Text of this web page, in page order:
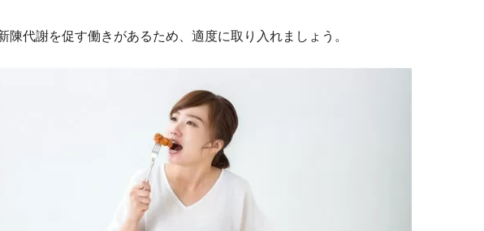
陳代謝を促す働きがあるため、適度に取り入れましょう。